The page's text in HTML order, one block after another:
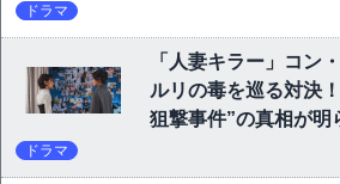
ドラマ
「人妻キラー」コン
ルリの毒を巡る対決
狙撃事件”の真相が明
ドラマ